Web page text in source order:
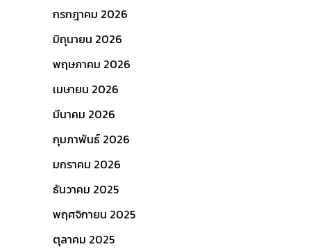
กรกฎาคม 2026
มิถุนายน 2026
พฤษภาคม 2026
เมษายน 2026
มีนาคม 2026
กุมภาพันธ์ 2026
มกราคม 2026
ธันวาคม 2025
พฤศจิกายน 2025
ตุลาคม 2025